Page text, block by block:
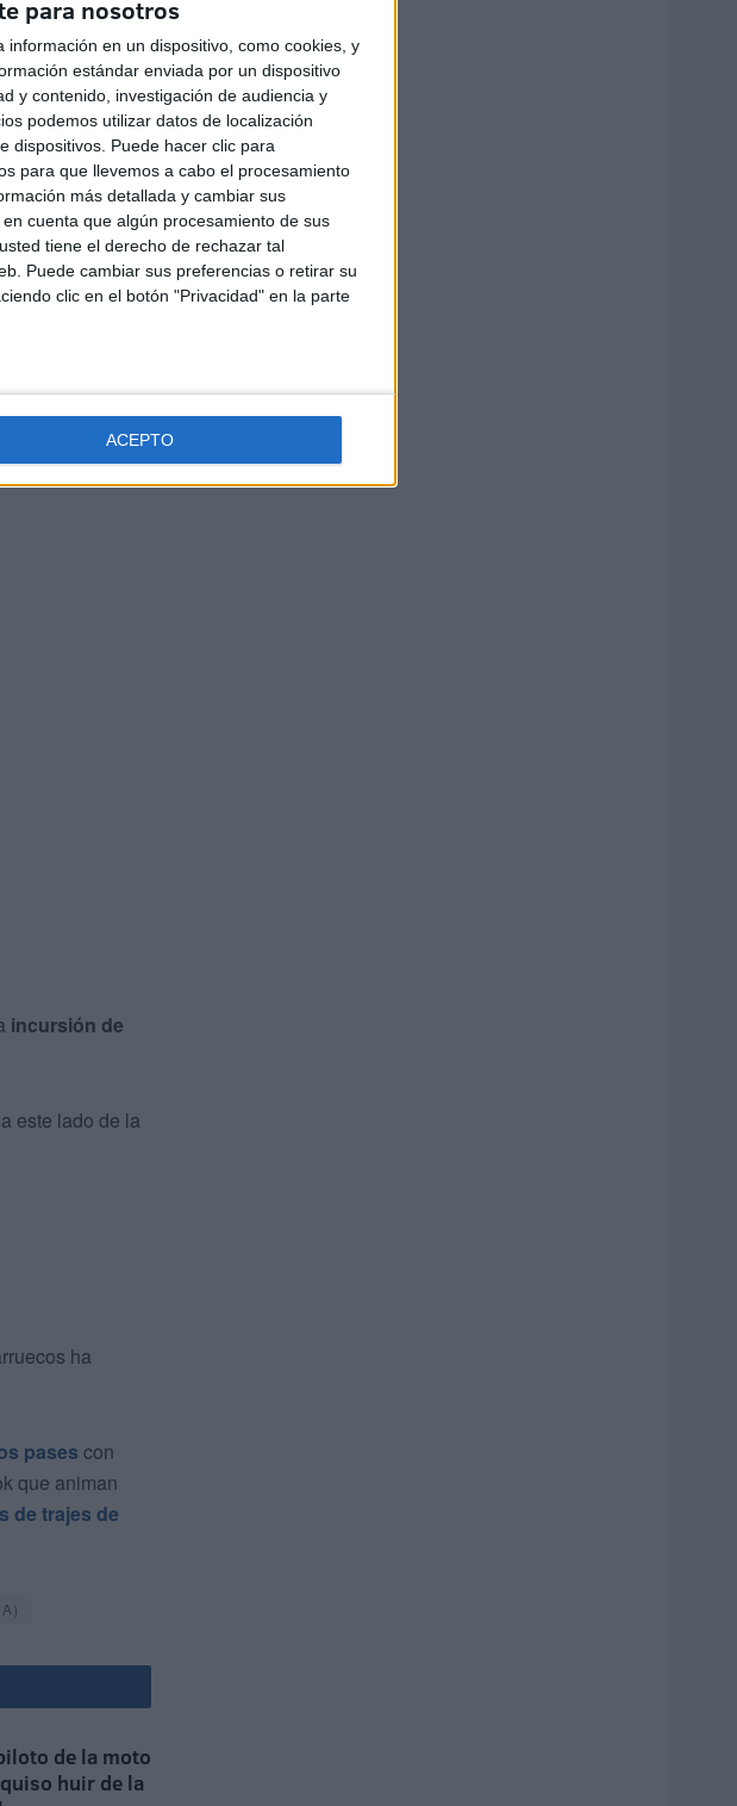
para nosotros
información en un dispositivo, como cookies, y
estándar enviada por un dispositivo
y contenido, investigación de audiencia y
podemos utilizar datos de localización
dispositivos. Puede hacer clic para
para que llevemos a cabo el procesamiento
más detallada y cambiar sus
en cuenta que algún procesamiento de sus
tiene el derecho de rechazar tal
Puede cambiar sus preferencias o retirar su
clic en el botón "Privacidad" en la parte
ACEPTO
los 10
incursión de
este lado de la
ha
pases con
que animan
de trajes de
de la moto
huir de la